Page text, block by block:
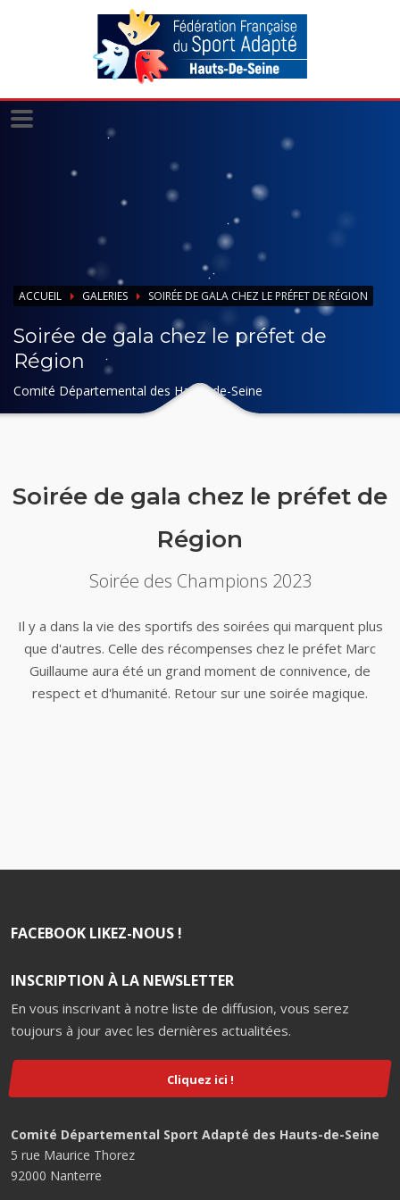
ACCUEIL GALERIES SOIRÉE DE GALA CHEZ LE PRÉFET DE RÉGION
Soirée de gala chez le préfet de
Région
Comité Départemental des Hauts-de-Seine
Soirée de gala chez le préfet de
Région
Soirée des Champions 2023
Il y a dans la vie des sportifs des soirées qui marquent plus
que d'autres. Celle des récompenses chez le préfet Marc
Guillaume aura été un grand moment de connivence, de
respect et d'humanité. Retour sur une soirée magique.
FACEBOOK LIKEZ-NOUS !
INSCRIPTION À LA NEWSLETTER
En vous inscrivant à notre liste de diffusion, vous serez
toujours à jour avec les dernières actualitées.
Cliquez ici !
Comité Départemental Sport Adapté des Hauts-de-Seine
5 rue Maurice Thorez
92000 Nanterre
Panneau de gestion des cookies